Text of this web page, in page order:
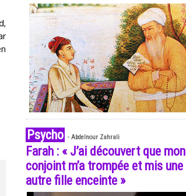
Psycho - Abdelnour Zahrali
Farah : « J’ai découvert que mon
conjoint m’a trompée et mis une
autre fille enceinte »